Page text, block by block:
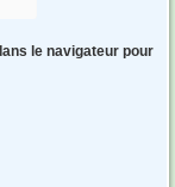
le navigateur pour